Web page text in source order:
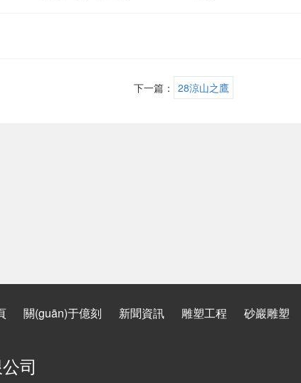
下一篇： 28涼山之鷹
關(guān)于億刻 新聞資訊 雕塑工程 砂巖雕塑
司